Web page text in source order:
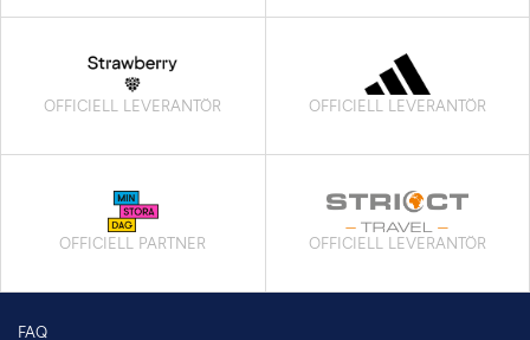
OFFICIELL LEVERANTÖR OFFICIELL LEVERANTÖR
OFFICIELL PARTNER OFFICIELL LEVERANTÖR
FAQ